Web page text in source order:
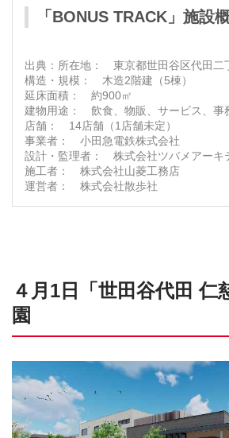
「BONUS TRACK」施設
所在地： 東京都世田谷区代田二
構造・規模： 木造2階建（5棟）
延床面積： 約900㎡
建物用途： 飲食、物販、サービス、事
店舗： 14店舗（1店舗未定）
事業者： 小田急電鉄株式会社
設計・監理者： 株式会社ツバメアーキ
施工者： 株式会社山菱工務店
運営者： 株式会社散歩社
４月1日「世田谷代田 仁
園